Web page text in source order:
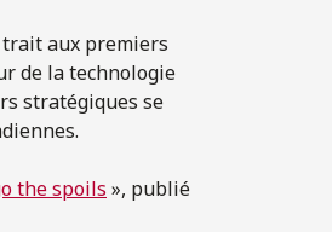
trait aux premiers
de la technologie
stratégiques se
the spoils », publié